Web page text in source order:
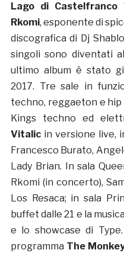
Lago di Castelfranco
Rkomi, esponente di
discografica di Dj
singoli sono diventati
ultimo album è stato
2017. Tre sale in
techno, reggaeton e hip
Kings techno ed
Vitalicin versione live,
Francesco Burato,
Lady Brian. In sala
Rkomi (in concerto),
Los Resaca; in sala
buffet dalle 21 e la
e lo showcase di
programma The